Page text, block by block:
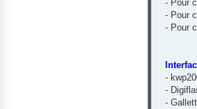
- Pour
- Pour
- Pour
-
-
-